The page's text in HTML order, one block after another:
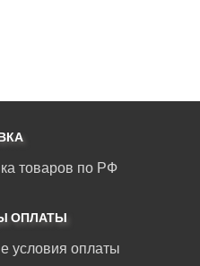
товаров по РФ
ОПЛАТЫ
условия оплаты